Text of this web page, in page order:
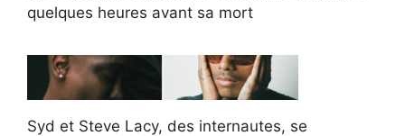
quelques heures avant sa mort
Syd et Steve Lacy, des internautes, se